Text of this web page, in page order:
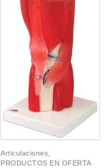
Articulaciones,
PRODUCTOS EN OFERTA